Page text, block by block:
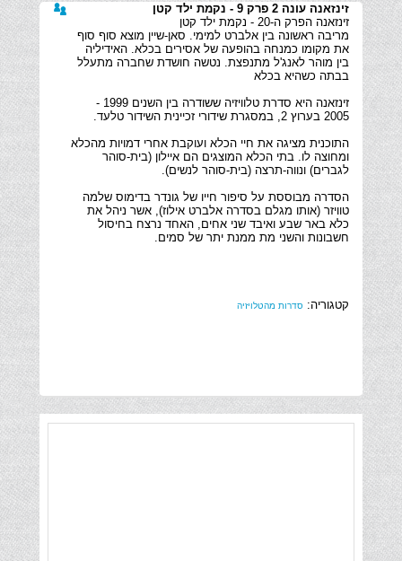
זינזאנה עונה 2 פרק 9 - נקמת ילד קטן
מריבה ראשונה בין אלברט למימי. סאן-שיין מוצא סוף סוף
את מקומו כמנחה בהופעה של אסירים בכלא. האידיליה
בין מוהר לאנג'ל מתנפצת. נטשה חושדת שחברה מתעלל
זינזאנה היא סדרת טלוויזיה ששודרה בין השנים 1999 -
התוכנית מציגה את חיי הכלא ועוקבת אחרי דמויות מהכלא
ומחוצה לו. בתי הכלא המוצגים הם איילון (בית-סוהר
הסדרה מבוססת על סיפור חייו של גונדר בדימוס שלמה
טוויזר (אותו מגלם בסדרה אלברט אילוז), אשר ניהל את
כלא באר שבע ואיבד שני אחים, האחד נרצח בחיסול
חשבונות והשני מת ממנת יתר של סמים.
קטגוריה: סדרות מהטלויזיה